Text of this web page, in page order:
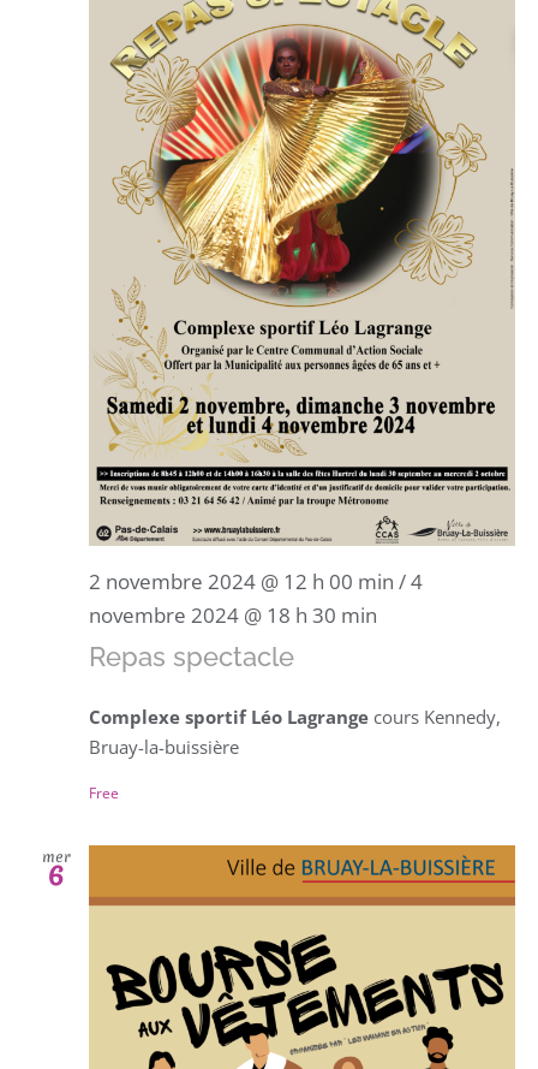
2 novembre 2024 @ 12 h 00 min /4
novembre 2024 @ 18 h 30 min
Repas spectacle
Complexe sportif Léo Lagrange cours Kennedy,
Bruay-la-buissière
Free
mer
6